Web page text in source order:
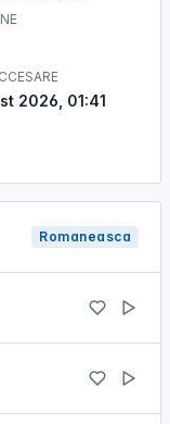
2026, 01:41
Romaneasca